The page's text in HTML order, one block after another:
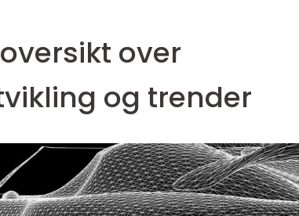
over
og trender